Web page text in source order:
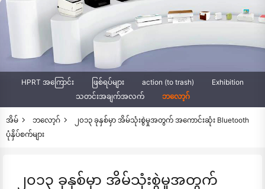
HPRT အကြောင်း ဖြစ်ရပ်များ action (to trash)
Exhibition
သတင်းအချက်အလက်
ဘလော့ဂ်
အိမ် ဘလော့ဂ်
၂၀၁၃ ခုနှစ်မှာ အိမ်သုံးစွဲမှုအတွက် အကောင်းဆုံး Bluetooth
ပုံနှိပ်စက်များ
၂၀၁၃ ခုနှစ်မှာ အိမ်သုံးစွဲမှုအတွက်